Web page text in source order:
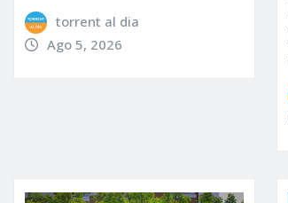
torrent al dia
Ago 5, 2026